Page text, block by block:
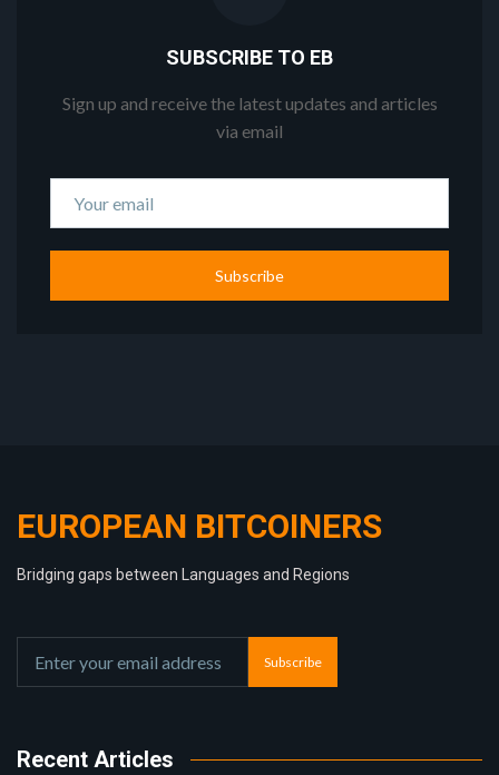
SUBSCRIBE TO EB
Sign up and receive the latest updates and articles
via email
Subscribe
EUROPEAN BITCOINERS
Bridging gaps between Languages and Regions
Subscribe
Recent Articles